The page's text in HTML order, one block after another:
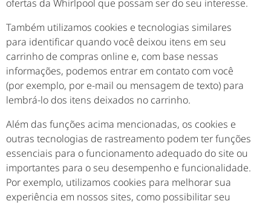
ofertas da Whirlpool que possam ser do seu interesse.
Também utilizamos cookies e tecnologias similares
para identificar quando você deixou itens em seu
carrinho de compras online e, com base nessas
informações, podemos entrar em contato com você
(por exemplo, por e-mail ou mensagem de texto) para
lembrá-lo dos itens deixados no carrinho.
Além das funções acima mencionadas, os cookies e
outras tecnologias de rastreamento podem ter funções
essenciais para o funcionamento adequado do site ou
importantes para o seu desempenho e funcionalidade.
Por exemplo, utilizamos cookies para melhorar sua
experiência em nossos sites, como possibilitar seu